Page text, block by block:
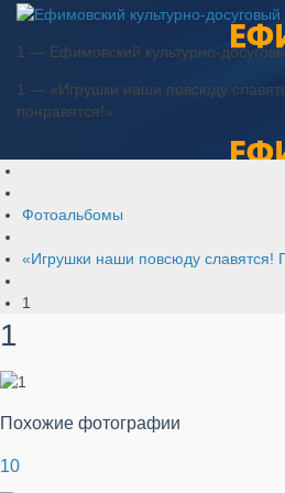
1 — Ефимовский культурно-
1 — «Игрушки наши повсюду
понравятся!»
Фотоальбомы
«Игрушки наши повсюду славятся!
1
1
Похожие фотографии
10